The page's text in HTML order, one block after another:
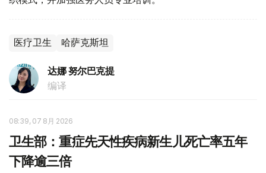
医疗卫生 哈萨克斯坦
达娜 努尔巴克提
编译
08:39, 07 8月 2026
卫生部：重症先天性疾病新生儿死亡率五年
下降逾三倍